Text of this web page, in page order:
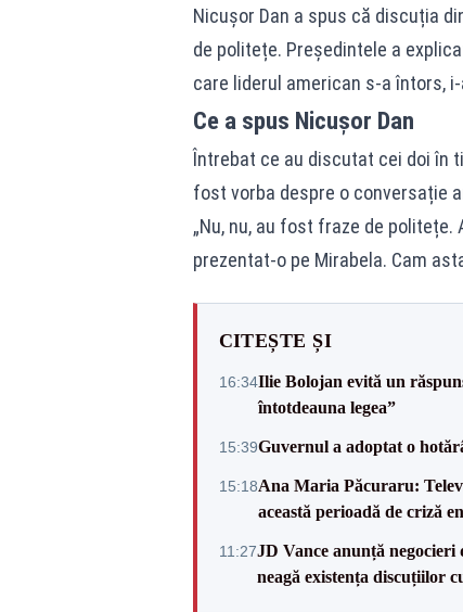
Nicușor Dan a spus că discuția
de politețe. Președintele a
care liderul american s-a întors,
Ce a spus Nicușor Dan
Întrebat ce au discutat cei doi în
fost vorba despre o conversație
„Nu, nu, au fost fraze de
prezentat-o pe Mirabela. Cam
CITEȘTE ȘI
16:34Ilie Bolojan evită un
întotdeauna legea”
15:39Guvernul a adoptat o
15:18Ana Maria Păcuraru:
această perioadă de criză
11:27JD Vance anunță
neagă existența discuțiilor